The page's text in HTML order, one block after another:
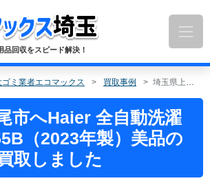
品回収をスピード解決！
ミ業者エコマックス 買取事例 埼玉県上尾市へHaier 全自動洗濯機 JW-U55B（2023年製）美品のため高価買取しました
市へHaier 全自動洗濯
（2023年製）美品の
取しました